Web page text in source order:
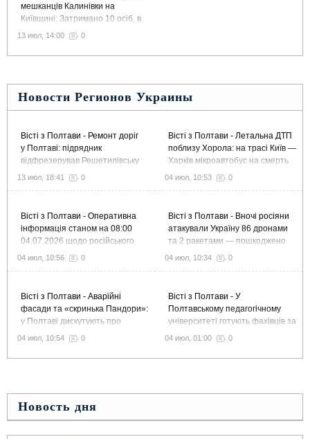
мешканців Калинівки на
Київщині: Затримано 10 осіб, в
тому числі колишнього
13 июл, 14:00 0
Новости Регионов Украины
Вісті з Полтави - Ремонт доріг
у Полтаві: підрядник
відфрезерував Решетилівську
й Великотирнівську та завершує
13 июл, 18:41 0
Вісті з Полтави - Оперативна
інформація станом на 08:00
04.07.2026 щодо російського
вторгнення
04 июл, 10:56 0
Вісті з Полтави - Аварійні
фасади та «скринька Пандори»:
у Полтаві дискутують про
виділення 1,5 млн грн
04 июл, 10:54 0
Вісті з Полтави - Летальна ДТП
поблизу Хорола: на трасі Київ —
Харків мікроавтобус на смерть
збив пішохода
04 июл, 10:53 0
Вісті з Полтави - Вночі росіяни
атакували Україну 86 дронами
та 2 ракетами — пошкоджено
підприємство в Полтавському
04 июл, 10:34 0
Вісті з Полтави - У
Полтавському педагогічному
університеті готують фахівців за
сучасною освітньою моделлю
04 июл, 01:00 0
Новость дня